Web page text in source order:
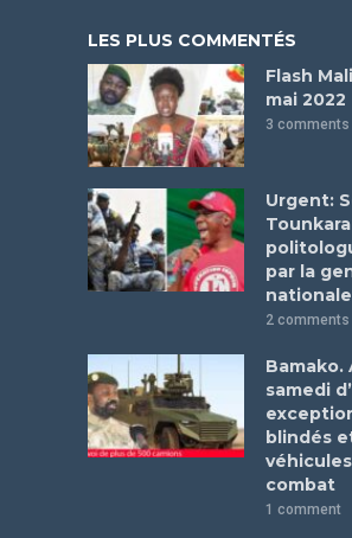
LES PLUS COMMENTÉS
Flash
mai 2022
3 comments
Urgent:
par la
nationale
2 comments
Bamako.
samedi
blindés
combat
1 comment